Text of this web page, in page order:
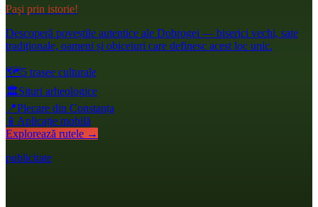
Pași prin istorie!
Descoperă poveștile autentice ale Dobrogei — biserici vechi, sate
tradiționale, oameni și obiceiuri care definesc acest loc unic.
🗺️5 trasee culturale
🏛️Situri arheologice
📍Plecare din Constanța
📱 Aplicație mobilă
Explorează rutele →
publicitate